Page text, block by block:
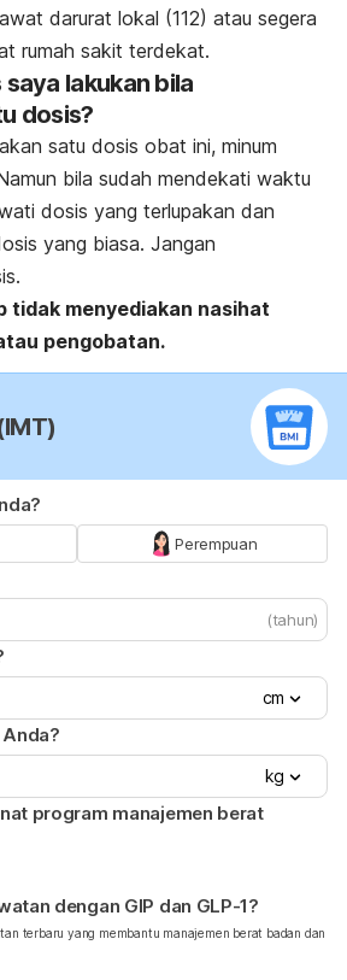
darurat lokal (112) atau segera
rumah sakit terdekat.
lakukan bila
dosis?
satu dosis obat ini, minum
bila sudah mendekati waktu
dosis yang terlupakan dan
yang biasa. Jangan
tidak menyediakan nasihat
pengobatan.
Perempuan
(tahun)
cm
kg
program manajemen berat
dengan GIP dan GLP-1?
terbaru yang membantu manajemen berat badan dan